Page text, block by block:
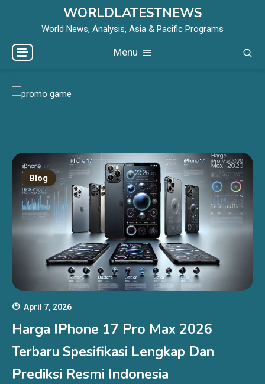
WORLDLATESTNEWS
World News, Analysis, Asia & Pacific Programs
Menu
Blog
April 7, 2026
Harga IPhone 17 Pro Max 2026
Terbaru Spesifikasi Lengkap Dan
Prediksi Resmi Indonesia